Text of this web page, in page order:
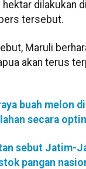
dilakukan
tersebut.
Maruli
akan terus
buah melon
secara
sebut Jatim-
pangan